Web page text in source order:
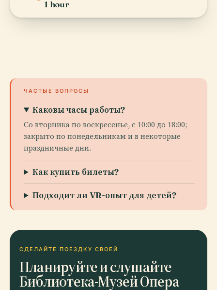
1 hour
ЧАСТЫЕ ВОПРОСЫ
Каковы часы работы?
Со вторника по воскресенье, с 10:00 до 18:00;
закрыто по понедельникам и в некоторые
праздничные дни.
Как купить билеты?
Подходит ли VR-опыт для детей?
СДЕЛАЙТЕ ПОЕЗДКУ СВОЕЙ
Планируйте и слушайте
Библиотека-Музей Опера